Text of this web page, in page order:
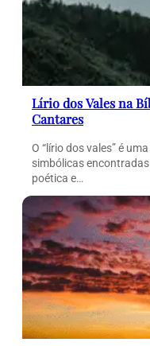
Lírio dos Vales na
Cantares
O “lírio dos vales” é
simbólicas
poética e…